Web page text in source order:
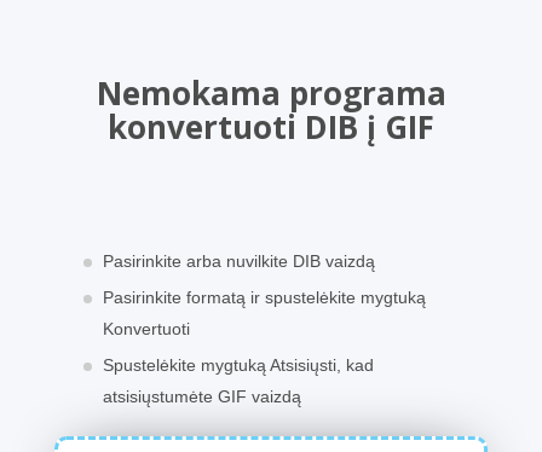
Nemokama programa
konvertuoti DIB į GIF
Pasirinkite arba nuvilkite DIB vaizdą
Pasirinkite formatą ir spustelėkite mygtuką
Konvertuoti
Spustelėkite mygtuką Atsisiųsti, kad
atsisiųstumėte GIF vaizdą